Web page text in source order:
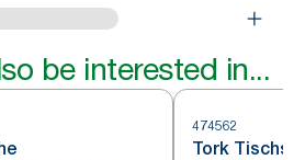
be interested in...
474562
Tork